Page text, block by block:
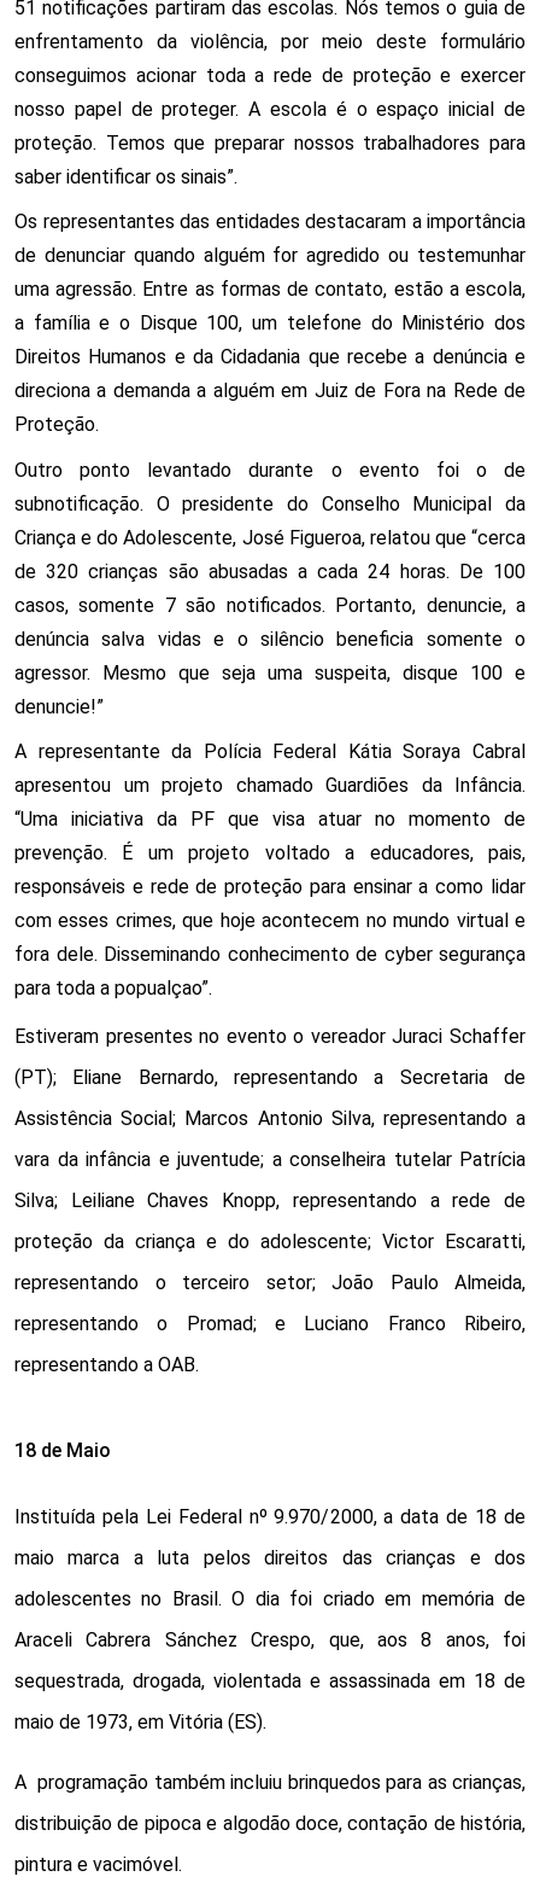
51 notificações partiram das escolas. Nós temos o guia de
enfrentamento da violência, por meio deste formulário
conseguimos acionar toda a rede de proteção e exercer
nosso papel de proteger. A escola é o espaço inicial de
proteção. Temos que preparar nossos trabalhadores para
saber identificar os sinais”.
Os representantes das entidades destacaram a importância
de denunciar quando alguém for agredido ou testemunhar
uma agressão. Entre as formas de contato, estão a escola,
a família e o Disque 100, um telefone do Ministério dos
Direitos Humanos e da Cidadania que recebe a denúncia e
direciona a demanda a alguém em Juiz de Fora na Rede de
Proteção.
Outro ponto levantado durante o evento foi o de
subnotificação. O presidente do Conselho Municipal da
Criança e do Adolescente, José Figueroa, relatou que “cerca
de 320 crianças são abusadas a cada 24 horas. De 100
casos, somente 7 são notificados. Portanto, denuncie, a
denúncia salva vidas e o silêncio beneficia somente o
agressor. Mesmo que seja uma suspeita, disque 100 e
denuncie!”
A representante da Polícia Federal Kátia Soraya Cabral
apresentou um projeto chamado Guardiões da Infância.
“Uma iniciativa da PF que visa atuar no momento de
prevenção. É um projeto voltado a educadores, pais,
responsáveis e rede de proteção para ensinar a como lidar
com esses crimes, que hoje acontecem no mundo virtual e
fora dele. Disseminando conhecimento de cyber segurança
para toda a popualçao”.
Estiveram presentes no evento o vereador Juraci Schaffer
(PT); Eliane Bernardo, representando a Secretaria de
Assistência Social; Marcos Antonio Silva, representando a
vara da infância e juventude; a conselheira tutelar Patrícia
Silva; Leiliane Chaves Knopp, representando a rede de
proteção da criança e do adolescente; Victor Escaratti,
representando o terceiro setor; João Paulo Almeida,
representando o Promad; e Luciano Franco Ribeiro,
representando a OAB.
18 de Maio
Instituída pela Lei Federal nº 9.970/2000, a data de 18 de
maio marca a luta pelos direitos das crianças e dos
adolescentes no Brasil. O dia foi criado em memória de
Araceli Cabrera Sánchez Crespo, que, aos 8 anos, foi
sequestrada, drogada, violentada e assassinada em 18 de
maio de 1973, em Vitória (ES).
A  programação também incluiu brinquedos para as crianças,
distribuição de pipoca e algodão doce, contação de história,
pintura e vacimóvel.